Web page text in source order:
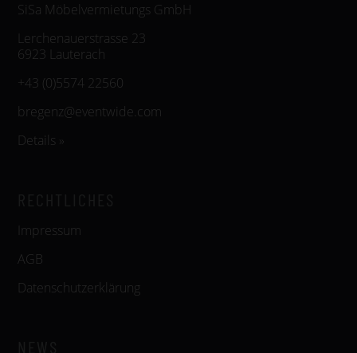
SiSa Möbelvermietungs GmbH
Lerchenauerstrasse 23
6923 Lauterach
+43 (0)5574 22560
bregenz@eventwide.com
Details »
Impressum
AGB
Datenschutzerklärung